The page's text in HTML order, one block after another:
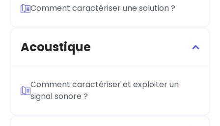
Comment caractériser une solution ?
Acoustique
Comment caractériser et exploiter un
signal sonore ?